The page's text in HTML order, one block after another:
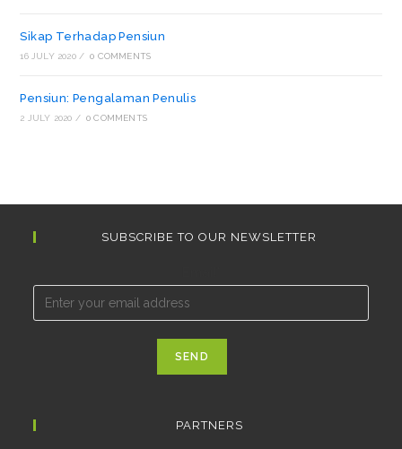
Sikap Terhadap Pensiun
16 JULY 2020 / 0 COMMENTS
Pensiun: Pengalaman Penulis
2 JULY 2020 / 0 COMMENTS
SUBSCRIBE TO OUR NEWSLETTER
PARTNERS